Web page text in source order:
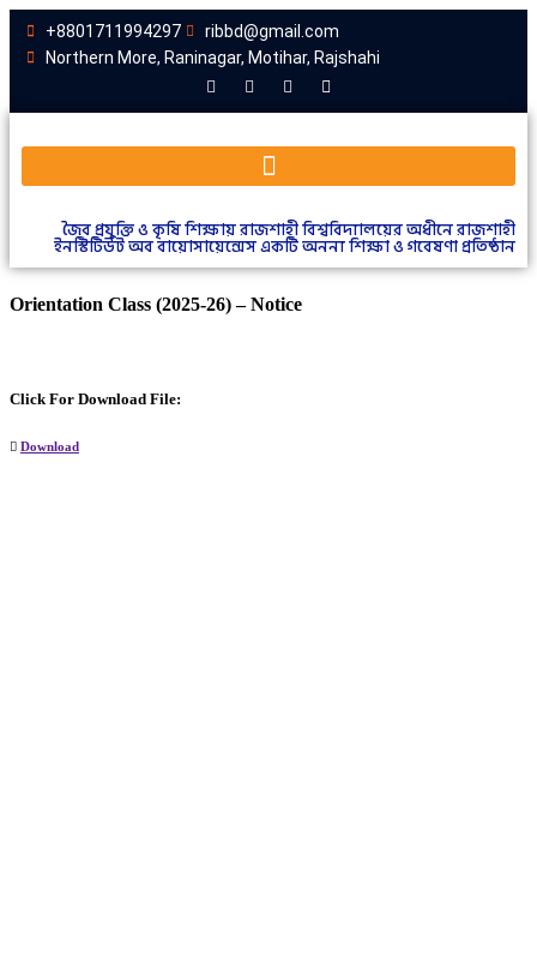
+8801711994297
ribbd@gmail.com
Northern More, Raninagar, Motihar, Rajshahi
জৈব প্রযুক্তি ও কৃষি শিক্ষায় রাজশাহী বিশ্ববিদ্যালয়ের অধীনে রাজশাহী
ইনস্টিটিউট অব বায়োসায়েন্সেস একটি অনন্য শিক্ষা ও গবেষণা প্রতিষ্ঠান
Orientation Class (2025-26) – Notice
Click For Download File:
Download